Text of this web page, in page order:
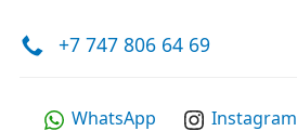
+7 747 806 64 69
WhatsApp Instagram